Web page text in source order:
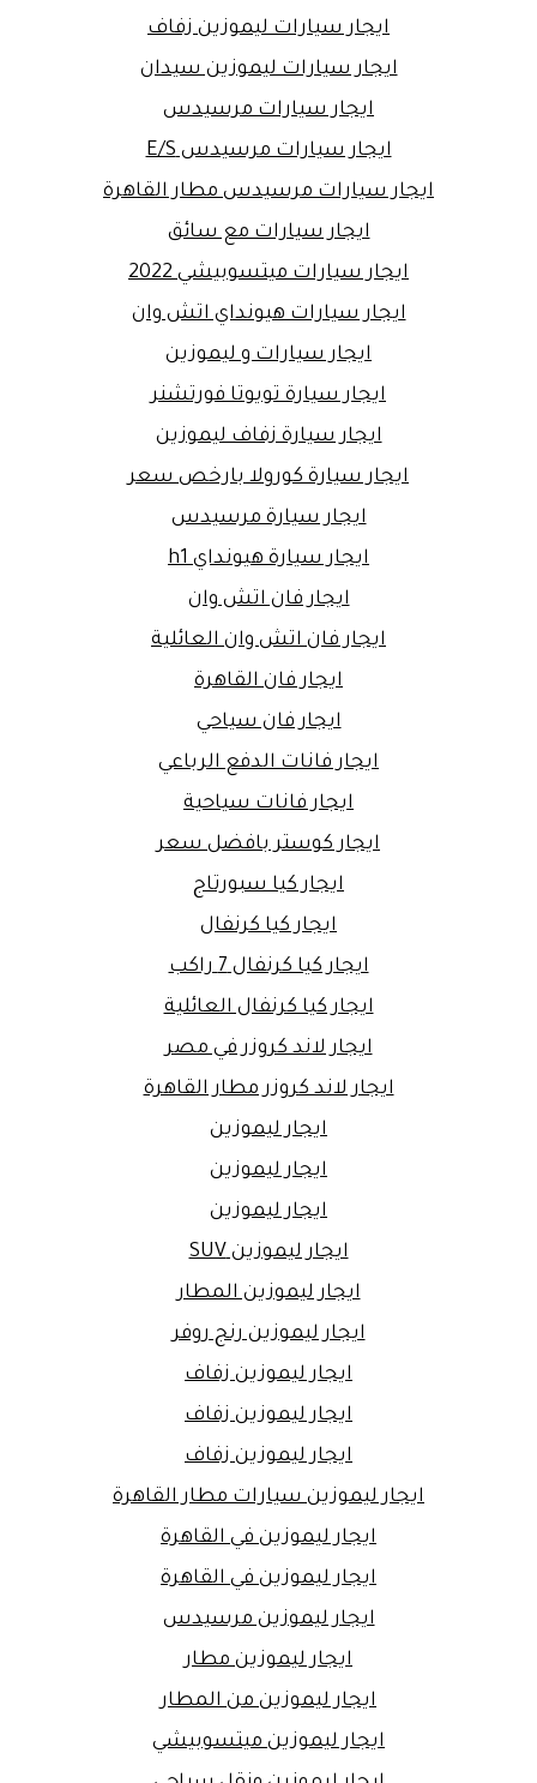
ايجار سيارات ليموزين زفاف
ايجار سيارات ليموزين سيدان
ايجار سيارات مرسيدس
ايجار سيارات مرسيدس E/S
ايجار سيارات مرسيدس مطار القاهرة
ايجار سيارات مع سائق
ايجار سيارات ميتسوبيشي 2022
ايجار سيارات هيونداي اتش وان
ايجار سيارات و ليموزين
ايجار سيارة تويوتا فورتشنر
ايجار سيارة زفاف ليموزين
ايجار سيارة كورولا بارخص سعر
ايجار سيارة مرسيدس
ايجار سيارة هيونداي h1
ايجار فان اتش وان
ايجار فان اتش وان العائلية
ايجار فان القاهرة
ايجار فان سياحي
ايجار فانات الدفع الرباعي
ايجار فانات سياحية
ايجار كوستر بافضل سعر
ايجار كيا سبورتاج
ايجار كيا كرنفال
ايجار كيا كرنفال 7 راكب
ايجار كيا كرنفال العائلية
ايجار لاند كروزر في مصر
ايجار لاند كروزر مطار القاهرة
ايجار ليموزين
ايجار ليموزين
ايجار ليموزين
ايجار ليموزين SUV
ايجار ليموزين المطار
ايجار ليموزين رنج روفر
ايجار ليموزين زفاف
ايجار ليموزين زفاف
ايجار ليموزين زفاف
ايجار ليموزين سيارات مطار القاهرة
ايجار ليموزين في القاهرة
ايجار ليموزين في القاهرة
ايجار ليموزين مرسيدس
ايجار ليموزين مطار
ايجار ليموزين من المطار
ايجار ليموزين ميتسوبيشي